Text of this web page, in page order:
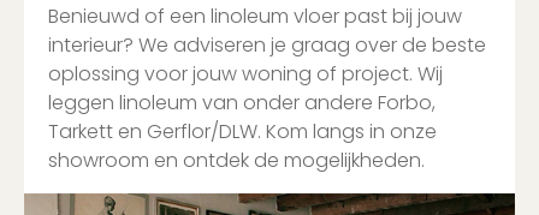
Benieuwd of een linoleum vloer past bij jouw
interieur? We adviseren je graag over de beste
oplossing voor jouw woning of project. Wij
leggen linoleum van onder andere Forbo,
Tarkett en Gerflor/DLW. Kom langs in onze
showroom en ontdek de mogelijkheden.